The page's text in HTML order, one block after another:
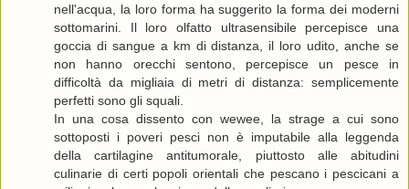
nell'acqua, la loro forma ha suggerito la forma dei moderni
sottomarini. Il loro olfatto ultrasensibile percepisce una
goccia di sangue a km di distanza, il loro udito, anche se
non hanno orecchi sentono, percepisce un pesce in
difficoltà da migliaia di metri di distanza: semplicemente
perfetti sono gli squali.
In una cosa dissento con wewee, la strage a cui sono
sottoposti i poveri pesci non è imputabile alla leggenda
della cartilagine antitumorale, piuttosto alle abitudini
culinarie di certi popoli orientali che pescano i pescicani a